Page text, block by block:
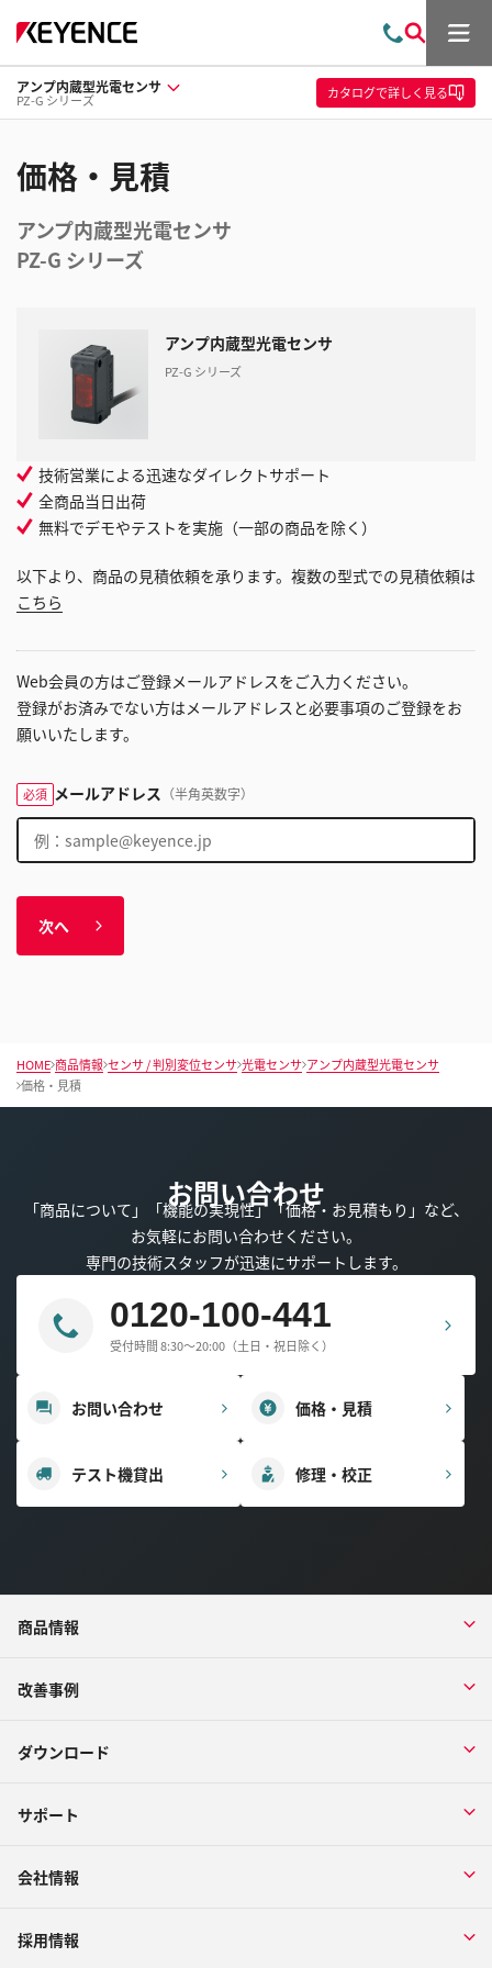
問
い
合
わ
索
メ
ュ
ー
アンプ内蔵型光電センサ
PZ-G シリーズ カタログで詳しく見る
価格・見積
アンプ内蔵型光電センサ
PZ-G シリーズ
アンプ内蔵型光電センサ
PZ-G シリーズ
技術営業による迅速なダイレクトサポート
全商品当日出荷
無料でデモやテストを実施（一部の商品を除く）
以下より、商品の見積依頼を承ります。複数の型式での見積依頼は
こちら
Web会員の方はご登録メールアドレスをご入力ください。
登録がお済みでない方はメールアドレスと必要事項のご登録をお
願いいたします。
必須 メールアドレス （半角英数字）
次へ
HOME 商品情報 センサ / 判別変位センサ 光電センサ アンプ内蔵型光電センサ
価格・見積
お問い合わせ
「商品について」「機能の実現性」「価格・お見積もり」など、
お気軽にお問い合わせください。
専門の技術スタッフが迅速にサポートします。
0120-100-441
受付時間 8:30～20:00（土日・祝日除く）
お問い合わせ 価格・見積
テスト機貸出 修理・校正
商品情報
改善事例
ダウンロード
サポート
会社情報
採用情報